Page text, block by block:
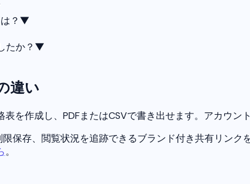
？ ▼
たか？ ▼
違い
を作成し、PDFまたはCSVで書き出せます。アカウン
保存、閲覧状況を追跡できるブランド付き共有リン
。